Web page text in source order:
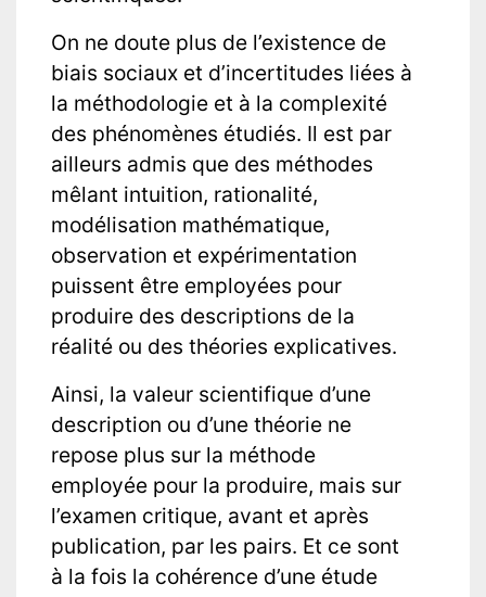
On ne doute plus de l’existence de
biais sociaux et d’incertitudes liées à
la méthodologie et à la complexité
des phénomènes étudiés. Il est par
ailleurs admis que des méthodes
mêlant intuition, rationalité,
modélisation mathématique,
observation et expérimentation
puissent être employées pour
produire des descriptions de la
réalité ou des théories explicatives.
Ainsi, la valeur scientifique d’une
description ou d’une théorie ne
repose plus sur la méthode
employée pour la produire, mais sur
l’examen critique, avant et après
publication, par les pairs. Et ce sont
à la fois la cohérence d’une étude